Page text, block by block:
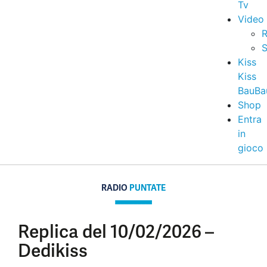
Tv
Video
Kiss
Kiss
Shop
Entra
in
gioco
RADIO PUNTATE
Replica del 10/02/2026 –
Dedikiss